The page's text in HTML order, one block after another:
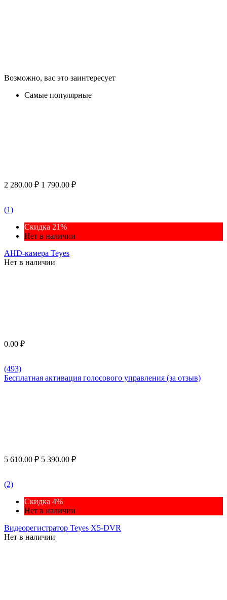
Возможно, вас это заинтересует
Самые популярные
2 280.00 ₽ 1 790.00 ₽
(1)
Скидка 21%
Нет в наличии
AHD-камера Teyes
Нет в наличии
0.00 ₽
(493)
Бесплатная активация голосового управления (за отзыв)
5 610.00 ₽ 5 390.00 ₽
(2)
Скидка 4%
Нет в наличии
Видеорегистратор Teyes X5-DVR
Нет в наличии